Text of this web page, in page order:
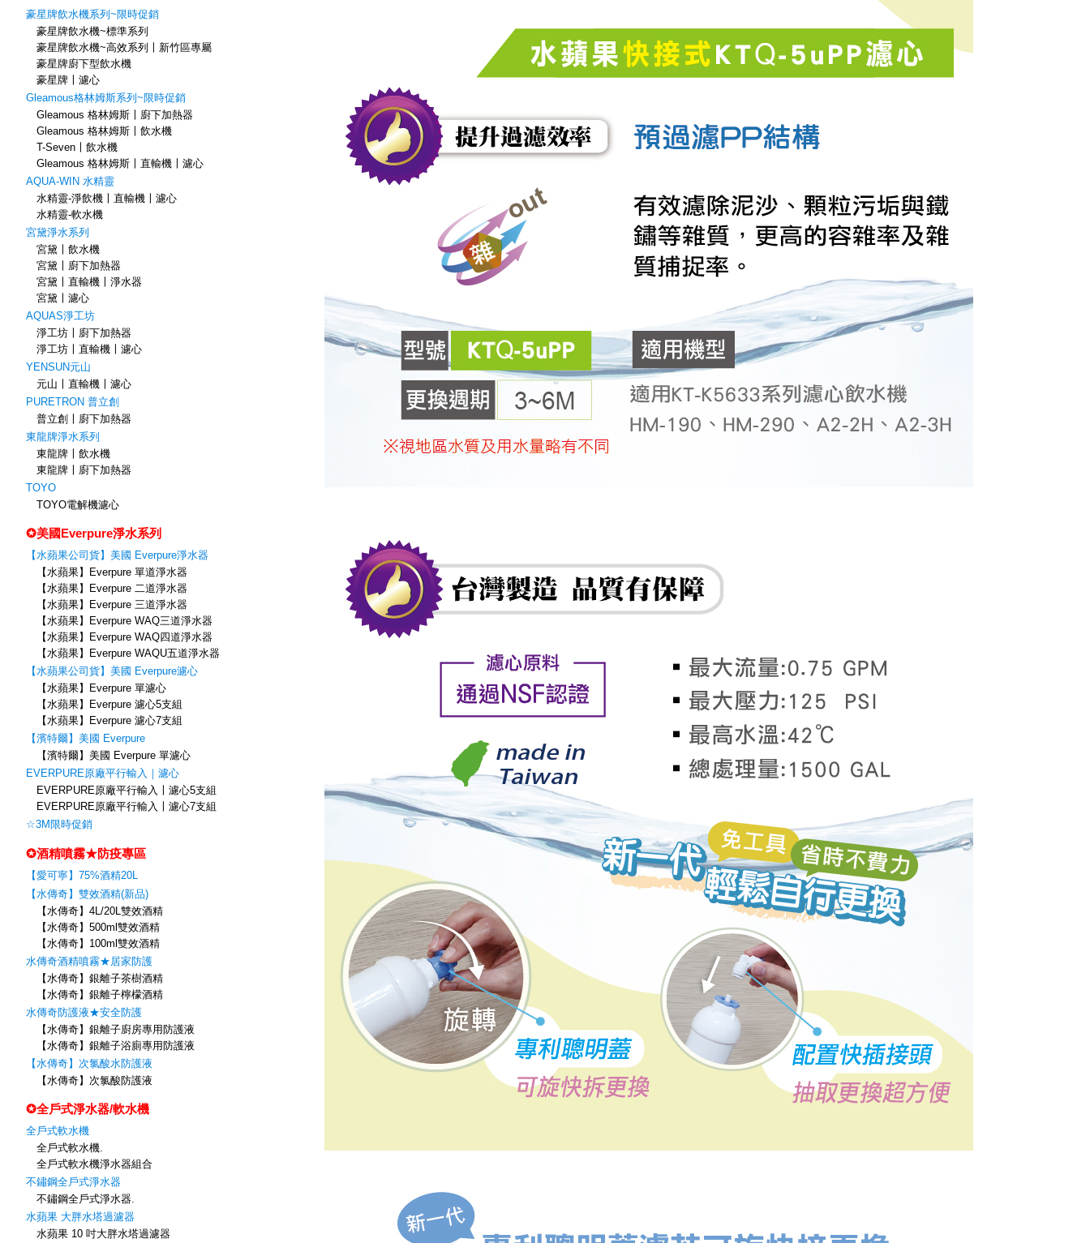
豪星牌飲水機系列~限時促銷
豪星牌飲水機~標準系列
豪星牌飲水機~高效系列〡新竹區專屬
豪星牌廚下型飲水機
豪星牌〡濾心
Gleamous格林姆斯系列~限時促銷
Gleamous 格林姆斯〡廚下加熱器
Gleamous 格林姆斯〡飲水機
T-Seven〡飲水機
Gleamous 格林姆斯〡直輸機〡濾心
AQUA-WIN 水精靈
水精靈-淨飲機〡直輸機〡濾心
水精靈-軟水機
宮黛淨水系列
宮黛〡飲水機
宮黛〡廚下加熱器
宮黛〡直輸機〡淨水器
宮黛〡濾心
AQUAS淨工坊
淨工坊〡廚下加熱器
淨工坊〡直輸機〡濾心
YENSUN元山
元山〡直輸機〡濾心
PURETRON 普立創
普立創〡廚下加熱器
東龍牌淨水系列
東龍牌〡飲水機
東龍牌〡廚下加熱器
TOYO
TOYO電解機濾心
✪美國Everpure淨水系列
【水蘋果公司貨】美國 Everpure淨水器
【水蘋果】Everpure 單道淨水器
【水蘋果】Everpure 二道淨水器
【水蘋果】Everpure 三道淨水器
【水蘋果】Everpure WAQ三道淨水器
【水蘋果】Everpure WAQ四道淨水器
【水蘋果】Everpure WAQU五道淨水器
【水蘋果公司貨】美國 Everpure濾心
【水蘋果】Everpure 單濾心
【水蘋果】Everpure 濾心5支組
【水蘋果】Everpure 濾心7支組
【濱特爾】美國 Everpure
【濱特爾】美國 Everpure 單濾心
EVERPURE原廠平行輸入｜濾心
EVERPURE原廠平行輸入〡濾心5支組
EVERPURE原廠平行輸入〡濾心7支組
☆3M限時促銷
✪酒精噴霧★防疫專區
【愛可寧】75%酒精20L
【水傳奇】雙效酒精(新品)
【水傳奇】4L/20L雙效酒精
【水傳奇】500ml雙效酒精
【水傳奇】100ml雙效酒精
水傳奇酒精噴霧★居家防護
【水傳奇】銀離子茶樹酒精
【水傳奇】銀離子檸檬酒精
水傳奇防護液★安全防護
【水傳奇】銀離子廚房專用防護液
【水傳奇】銀離子浴廁專用防護液
【水傳奇】次氯酸水防護液
【水傳奇】次氯酸防護液
✪全戶式淨水器/軟水機
全戶式軟水機
全戶式軟水機.
全戶式軟水機淨水器組合
不鏽鋼全戶式淨水器
不鏽鋼全戶式淨水器.
水蘋果 大胖水塔過濾器
水蘋果 10 吋大胖水塔過濾器